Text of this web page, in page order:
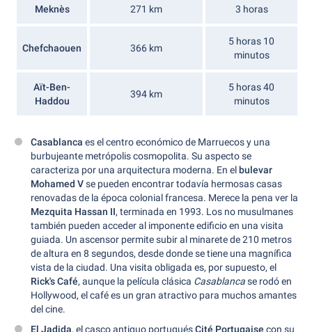
Meknès 271 km 3 horas
Chefchaouen 366 km
5 horas 10
minutos
Aït-Ben-
Haddou
394 km
5 horas 40
minutos
Casablanca es el centro económico de Marruecos y una
burbujeante metrópolis cosmopolita. Su aspecto se
caracteriza por una arquitectura moderna. En el bulevar
Mohamed Vse pueden encontrar todavía hermosas casas
renovadas de la época colonial francesa. Merece la pena ver la
Mezquita Hassan II, terminada en 1993. Los no musulmanes
también pueden acceder al imponente edificio en una visita
guiada. Un ascensor permite subir al minarete de 210 metros
de altura en 8 segundos, desde donde se tiene una magnífica
vista de la ciudad. Una visita obligada es, por supuesto, el
Rick's Café, aunque la película clásica Casablancase rodó en
Hollywood, el café es un gran atractivo para muchos amantes
del cine.
El Jadida, el casco antiguo portuguésCité Portugaise con su